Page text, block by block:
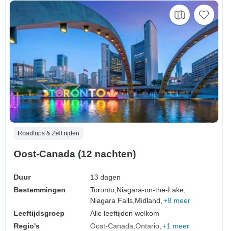
Roadtrips & Zelf rijden
Oost-Canada (12 nachten)
Duur
13 dagen
Bestemmingen
Toronto, Niagara-on-the-Lake,
Niagara Falls, Midland, +8 meer
Leeftijdsgroep
Alle leeftijden welkom
Regio's
Oost-Canada Ontario +1 meer